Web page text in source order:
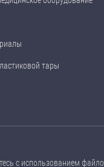
тары
с использованием